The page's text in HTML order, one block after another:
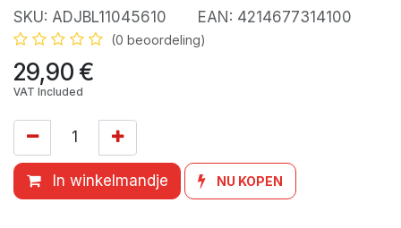
SKU: ADJBL11045610 EAN: 4214677314100
(0 beoordeling)
29,90€
VAT Included
In winkelmandje NU KOPEN